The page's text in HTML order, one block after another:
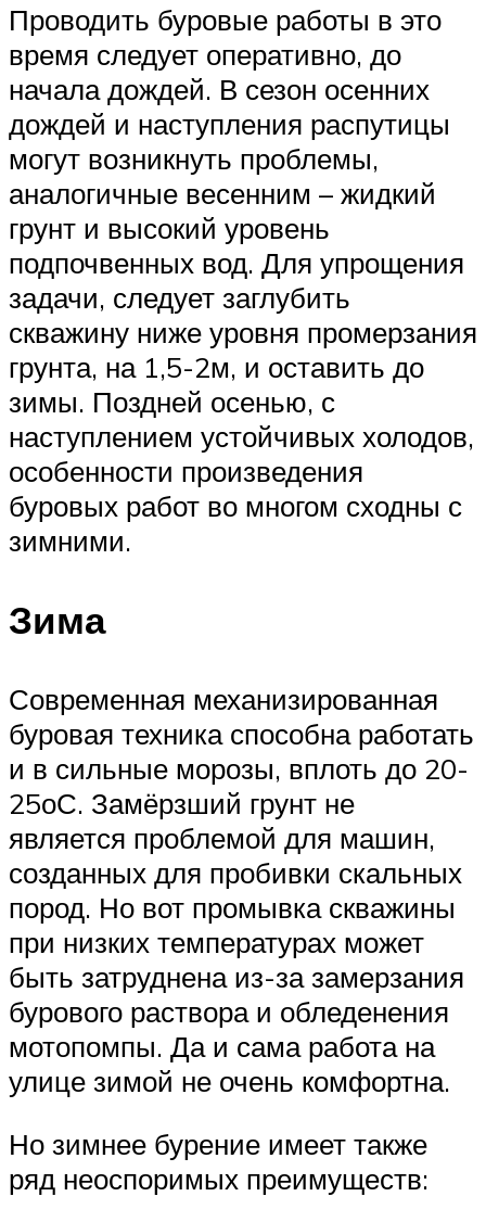
Проводить буровые работы в это
время следует оперативно, до
начала дождей. В сезон осенних
дождей и наступления распутицы
могут возникнуть проблемы,
аналогичные весенним – жидкий
грунт и высокий уровень
подпочвенных вод. Для упрощения
задачи, следует заглубить
скважину ниже уровня промерзания
грунта, на 1,5-2м, и оставить до
зимы. Поздней осенью, с
наступлением устойчивых холодов,
особенности произведения
буровых работ во многом сходны с
зимними.
Зима
Современная механизированная
буровая техника способна работать
и в сильные морозы, вплоть до 20-
25оС. Замёрзший грунт не
является проблемой для машин,
созданных для пробивки скальных
пород. Но вот промывка скважины
при низких температурах может
быть затруднена из-за замерзания
бурового раствора и обледенения
мотопомпы. Да и сама работа на
улице зимой не очень комфортна.
Но зимнее бурение имеет также
ряд неоспоримых преимуществ: